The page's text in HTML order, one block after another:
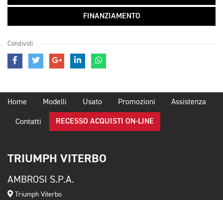
FINANZIAMENTO
Condividi
Home Modelli Usato Promozioni Assistenza
Contatti RECESSO ACQUISTI ON-LINE
TRIUMPH VITERBO
AMBROSI S.P.A.
Triumph Viterbo